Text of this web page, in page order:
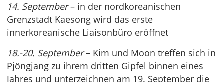
14. September– in der nordkoreanischen
Grenzstadt Kaesong wird das erste
innerkoreanische Liaisonbüro eröffnet
18.-20. September– Kim und Moon treffen sich in
Pjöngjang zu ihrem dritten Gipfel binnen eines
Jahres und unterzeichnen am 19. September die